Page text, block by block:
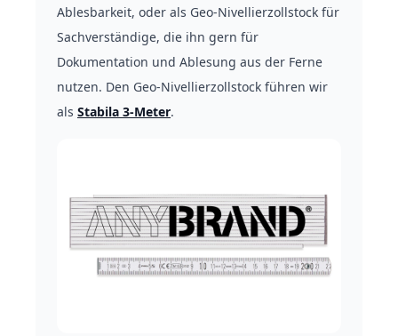
Ablesbarkeit, oder als Geo-Nivellierzollstock für
Sachverständige, die ihn gern für
Dokumentation und Ablesung aus der Ferne
nutzen. Den Geo-Nivellierzollstock führen wir
als Stabila 3-Meter.